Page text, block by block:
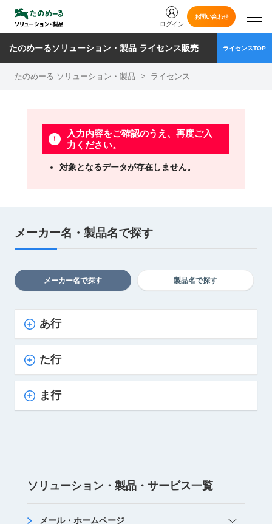
ログイン
お問い合わせ
たのめーるソリューション・製品 ライセンス販売 ライセンスTOP
たのめーる ソリューション・製品 > ライセンス
入力内容をご確認のうえ、再度ご入
力ください。
対象となるデータが存在しません。
メーカー名・製品名で探す
メーカー名で探す 製品名で探す
あ行
た行
ま行
ソリューション・製品・サービス⼀覧
メール・ホームページ